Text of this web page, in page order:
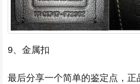
9、金属扣
最后分享一个简单的鉴定点，正